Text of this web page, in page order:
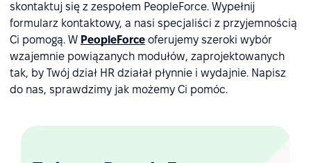
skontaktuj się z zespołem PeopleForce. Wypełnij
formularz kontaktowy, a nasi specjaliści z przyjemnością
Ci pomogą. W PeopleForce oferujemy szeroki wybór
wzajemnie powiązanych modułów, zaprojektowanych
tak, by Twój dział HR działał płynnie i wydajnie. Napisz
do nas, sprawdzimy jak możemy Ci pomóc.